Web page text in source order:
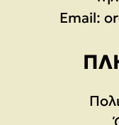
Email: